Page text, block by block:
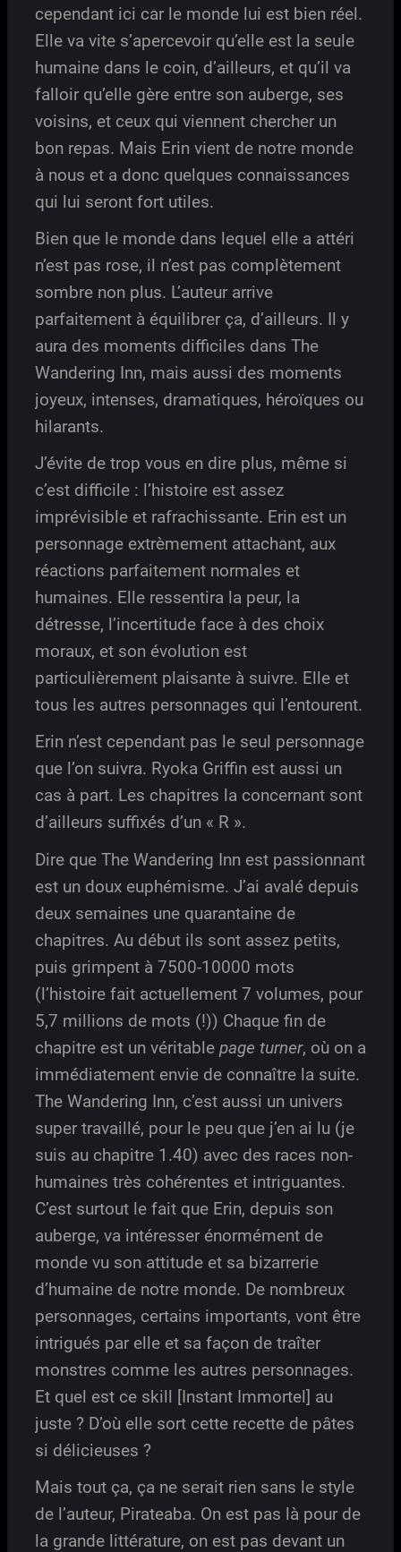
cependant ici car le monde lui est bien réel.
Elle va vite s’apercevoir qu’elle est la seule
humaine dans le coin, d’ailleurs, et qu’il va
falloir qu’elle gère entre son auberge, ses
voisins, et ceux qui viennent chercher un
bon repas. Mais Erin vient de notre monde
à nous et a donc quelques connaissances
qui lui seront fort utiles.
Bien que le monde dans lequel elle a attéri
n’est pas rose, il n’est pas complètement
sombre non plus. L’auteur arrive
parfaitement à équilibrer ça, d’ailleurs. Il y
aura des moments difficiles dans The
Wandering Inn, mais aussi des moments
joyeux, intenses, dramatiques, héroïques ou
hilarants.
J’évite de trop vous en dire plus, même si
c’est difficile : l’histoire est assez
imprévisible et rafrachissante. Erin est un
personnage extrèmement attachant, aux
réactions parfaitement normales et
humaines. Elle ressentira la peur, la
détresse, l’incertitude face à des choix
moraux, et son évolution est
particulièrement plaisante à suivre. Elle et
tous les autres personnages qui l’entourent.
Erin n’est cependant pas le seul personnage
que l’on suivra. Ryoka Griffin est aussi un
cas à part. Les chapitres la concernant sont
d’ailleurs suffixés d’un « R ».
Dire que The Wandering Inn est passionnant
est un doux euphémisme. J’ai avalé depuis
deux semaines une quarantaine de
chapitres. Au début ils sont assez petits,
puis grimpent à 7500-10000 mots
(l’histoire fait actuellement 7 volumes, pour
5,7 millions de mots (!)) Chaque fin de
chapitre est un véritable page turner, où on a
immédiatement envie de connaître la suite.
The Wandering Inn, c’est aussi un univers
super travaillé, pour le peu que j’en ai lu (je
suis au chapitre 1.40) avec des races non-
humaines très cohérentes et intriguantes.
C’est surtout le fait que Erin, depuis son
auberge, va intéresser énormément de
monde vu son attitude et sa bizarrerie
d’humaine de notre monde. De nombreux
personnages, certains importants, vont être
intrigués par elle et sa façon de traîter
monstres comme les autres personnages.
Et quel est ce skill [Instant Immortel] au
juste ? D’où elle sort cette recette de pâtes
si délicieuses ?
Mais tout ça, ça ne serait rien sans le style
de l’auteur, Pirateaba. On est pas là pour de
la grande littérature, on est pas devant un